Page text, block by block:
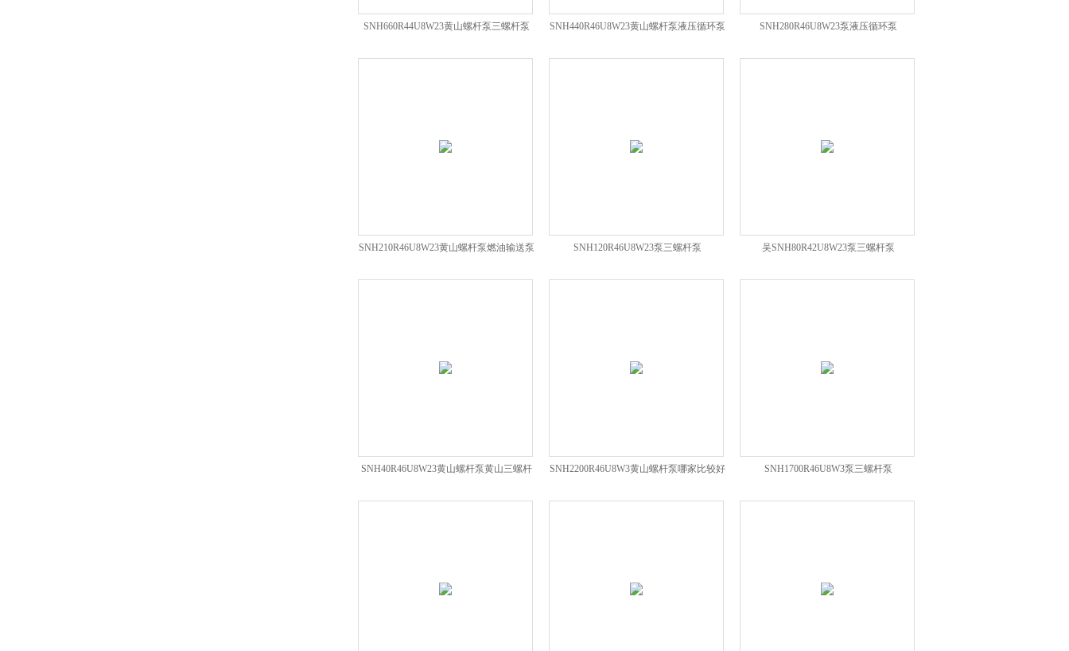
SNH660R44U8W23黄山螺杆泵三螺杆泵 SNH440R46U8W23黄山螺杆泵液压循环泵 SNH280R46U8W23泵液压循环泵
SNH210R46U8W23黄山螺杆泵燃油输送泵 SNH120R46U8W23泵三螺杆泵 吴SNH80R42U8W23泵三螺杆泵
SNH40R46U8W23黄山螺杆泵黄山三螺杆 SNH2200R46U8W3黄山螺杆泵哪家比较好 SNH1700R46U8W3泵三螺杆泵